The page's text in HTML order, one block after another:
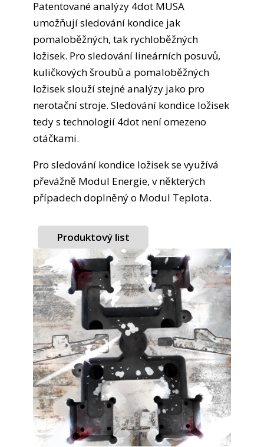
Patentované analýzy 4dot MUSA
umožňují sledování kondice jak
pomaloběžných, tak rychloběžných
ložisek. Pro sledování lineárních posuvů,
kuličkových šroubů a pomaloběžných
ložisek slouží stejné analýzy jako pro
nerotační stroje. Sledování kondice ložisek
tedy s technologií 4dot není omezeno
otáčkami.
Pro sledování kondice ložisek se využívá
převážně Modul Energie, v některých
případech doplněný o Modul Teplota.
Produktový list